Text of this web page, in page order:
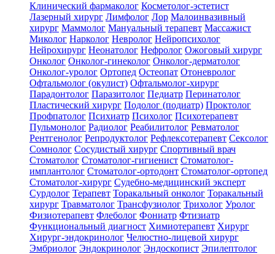
Клинический фармаколог Косметолог-эстетист
Лазерный хирург Лимфолог Лор Малоинвазивный
хирург Маммолог Мануальный терапевт Массажист
Миколог Нарколог Невролог Нейропсихолог
Нейрохирург Неонатолог Нефролог Ожоговый хирург
Онколог Онколог-гинеколог Онколог-дерматолог
Онколог-уролог Ортопед Остеопат Отоневролог
Офтальмолог (окулист) Офтальмолог-хирург
Парадонтолог Паразитолог Педиатр Перинатолог
Пластический хирург Подолог (подиатр) Проктолог
Профпатолог Психиатр Психолог Психотерапевт
Пульмонолог Радиолог Реабилитолог Ревматолог
Рентгенолог Репродуктолог Рефлексотерапевт Сексолог
Сомнолог Сосудистый хирург Спортивный врач
Стоматолог Стоматолог-гигиенист Стоматолог-
имплантолог Стоматолог-ортодонт Стоматолог-ортопед
Стоматолог-хирург Судебно-медицинский эксперт
Сурдолог Терапевт Торакальный онколог Торакальный
хирург Травматолог Трансфузиолог Трихолог Уролог
Физиотерапевт Флеболог Фониатр Фтизиатр
Функциональный диагност Химиотерапевт Хирург
Хирург-эндокринолог Челюстно-лицевой хирург
Эмбриолог Эндокринолог Эндоскопист Эпилептолог